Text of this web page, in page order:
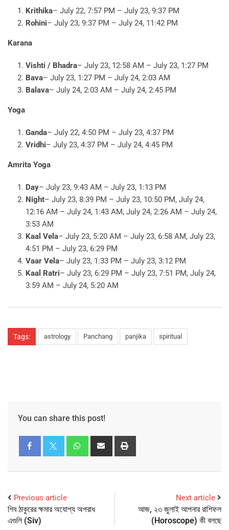
Krithika– July 22, 7:57 PM – July 23, 9:37 PM
Rohini– July 23, 9:37 PM – July 24, 11:42 PM
Karana
Vishti / Bhadra– July 23, 12:58 AM – July 23, 1:27 PM
Bava– July 23, 1:27 PM – July 24, 2:03 AM
Balava– July 24, 2:03 AM – July 24, 2:45 PM
Yoga
Ganda– July 22, 4:50 PM – July 23, 4:37 PM
Vridhi– July 23, 4:37 PM – July 24, 4:45 PM
Amrita Yoga
Day– July 23, 9:43 AM – July 23, 1:13 PM
Night– July 23, 8:39 PM – July 23, 10:50 PM, July 24,
12:16 AM – July 24, 1:43 AM, July 24, 2:26 AM – July 24,
3:53 AM
Kaal Vela– July 23, 5:20 AM – July 23, 6:58 AM, July 23,
4:51 PM – July 23, 6:29 PM
Vaar Vela– July 23, 1:33 PM – July 23, 3:12 PM
Kaal Ratri– July 23, 6:29 PM – July 23, 7:51 PM, July 24,
3:59 AM – July 24, 5:20 AM
Tags: astrology Panchang panjika spiritual
You can share this post!
Previous article
শিব ঠাকুরের ক্ষমার অযোগ্য অপরাধ
এগুলি (Siv)
Next article
আজ, ২৩ জুলাই আপনার রাশিফল
(Horoscope) কী বলছে